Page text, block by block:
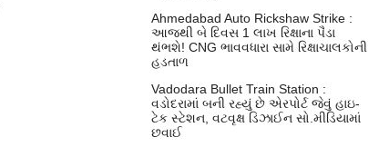
Ahmedabad Auto Rickshaw Strike :
આજથી બે દિવસ 1 લાખ રિક્ષાના પૈડા
થંભશે! CNG ભાવવધારા સામે રિક્ષાચાલકોની
હડતાળ
Vadodara Bullet Train Station :
વડોદરામાં બની રહ્યું છે એરપોર્ટ જેવું હાઇ-
ટેક સ્ટેશન, વટવૃક્ષ ડિઝાઈન સો.મીડિયામાં
છવાઈ